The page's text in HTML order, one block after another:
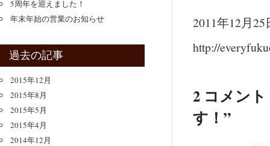
2011年12月
http://
2 コメン
す！”
5周年を迎えました！
年末年始の営業のお知らせ
過去の記事
2015年12月
2015年8月
2015年5月
2015年4月
2014年12月